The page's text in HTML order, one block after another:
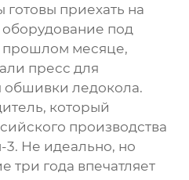
приехать на
оборудование под
прошлом месяце,
пресс для
обшивки ледокола.
, который
производства
3. Не идеально, но
три года впечатляет